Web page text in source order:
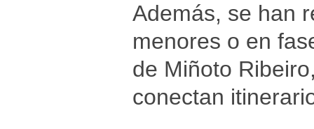
Además, se han
menores o en
de Miñoto
conectan